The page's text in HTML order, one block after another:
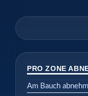
PRO ZONE
Am Bauch